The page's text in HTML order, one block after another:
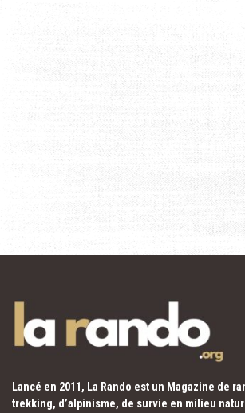
Lancé en 2011, La Rando est un Magazine de
trekking, d’alpinisme, de survie en milieu